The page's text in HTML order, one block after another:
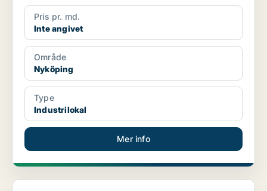
Pris pr. md.
Inte angivet
Område
Nyköping
Type
Industrilokal
Mer info
Industrilokal i Flen